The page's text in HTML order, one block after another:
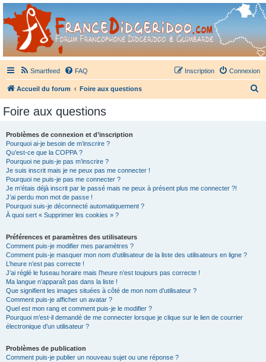
France Didgeridoo
Didgeridoo et Guimbarde sur France Didgeridoo - retrouvez la communauté.
Smartfeed FAQ Connexion
Inscription
Accueil du forum Foire aux questions
Foire aux questions
Problèmes de connexion et d’inscription
Pourquoi ai-je besoin de m’inscrire ?
Qu’est-ce que la COPPA ?
Pourquoi ne puis-je pas m’inscrire ?
Je suis inscrit mais je ne peux pas me connecter !
Pourquoi ne puis-je pas me connecter ?
Je m’étais déjà inscrit par le passé mais ne peux à présent plus me connecter ?!
J’ai perdu mon mot de passe !
Pourquoi suis-je déconnecté automatiquement ?
À quoi sert « Supprimer les cookies » ?
Préférences et paramètres des utilisateurs
Comment puis-je modifier mes paramètres ?
Comment puis-je masquer mon nom d’utilisateur de la liste des utilisateurs en ligne ?
L’heure n’est pas correcte !
J’ai réglé le fuseau horaire mais l’heure n’est toujours pas correcte !
Ma langue n’apparaît pas dans la liste !
Que signifient les images situées à côté de mon nom d’utilisateur ?
Comment puis-je afficher un avatar ?
Quel est mon rang et comment puis-je le modifier ?
Pourquoi m’est-il demandé de me connecter lorsque je clique sur le lien de courrier
électronique d’un utilisateur ?
Problèmes de publication
Comment puis-je publier un nouveau sujet ou une réponse ?